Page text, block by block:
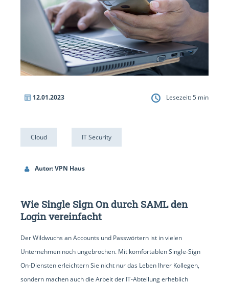
12.01.2023
Cloud IT Security
Lesezeit:5 min
Autor: VPN Haus
Wie Single Sign On durch SAML den
Login vereinfacht
Der Wildwuchs an Accounts und Passwörtern ist in vielen
Unternehmen noch ungebrochen. Mit komfortablen Single-Sign
On-Diensten erleichtern Sie nicht nur das Leben Ihrer Kollegen,
sondern machen auch die Arbeit der IT-Abteilung erheblich